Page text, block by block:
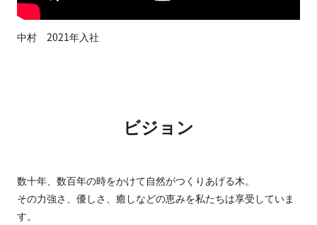
中村 2021年入社
ビジョン
数十年、数百年の時をかけて自然がつくりあげる木。
その力強さ、優しさ、癒しなどの恵みを私たちは享受していま
す。